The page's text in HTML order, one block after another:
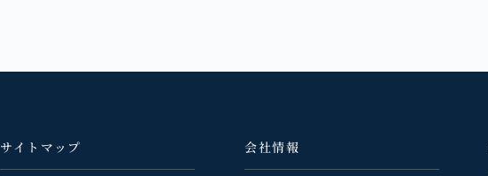
サイトマップ 会社情報